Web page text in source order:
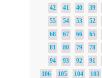
39
40
41
42
52
53
54
55
65
66
67
68
78
79
80
81
91
92
93
94
103
104
105
106